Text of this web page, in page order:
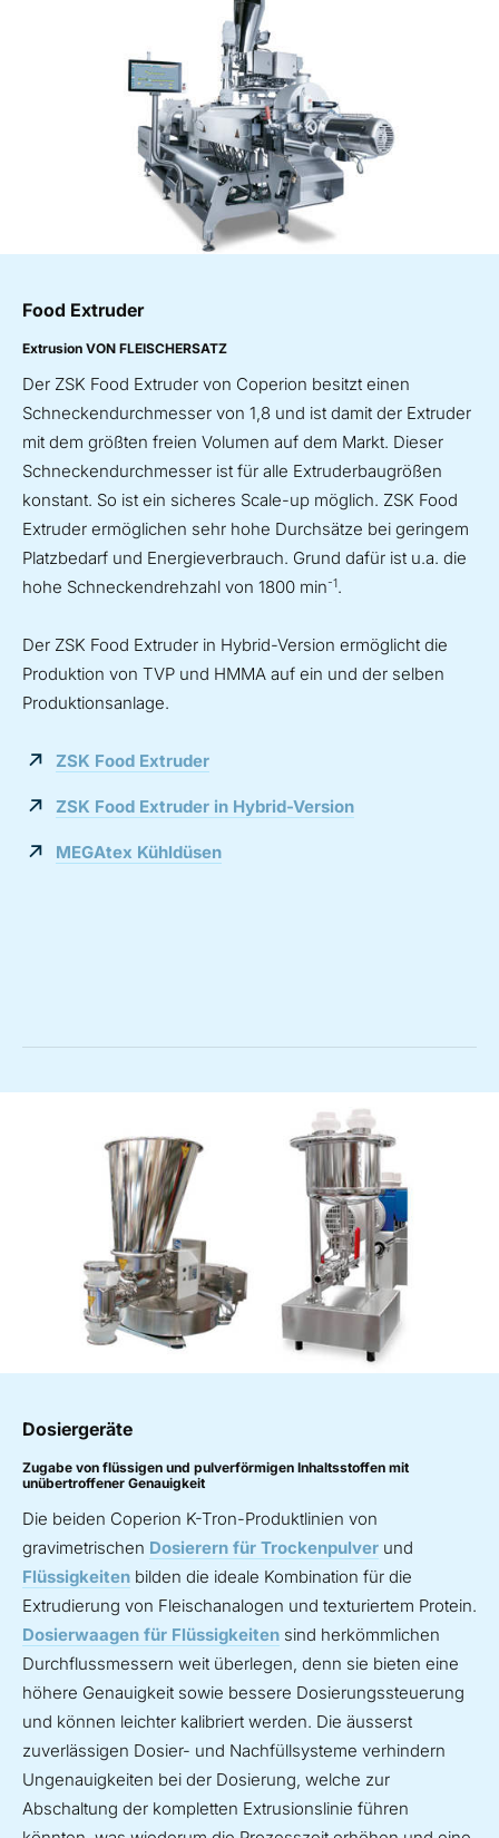
Food Extruder
Extrusion VON FLEISCHERSATZ
Der ZSK Food Extruder von Coperion besitzt einen
Schneckendurchmesser von 1,8 und ist damit der Extruder
mit dem größten freien Volumen auf dem Markt. Dieser
Schneckendurchmesser ist für alle Extruderbaugrößen
konstant. So ist ein sicheres Scale-up möglich. ZSK Food
Extruder ermöglichen sehr hohe Durchsätze bei geringem
Platzbedarf und Energieverbrauch. Grund dafür ist u.a. die
hohe Schneckendrehzahl von 1800 min-1.
Der ZSK Food Extruder in Hybrid-Version ermöglicht die
Produktion von TVP und HMMA auf ein und der selben
Produktionsanlage.
ZSK Food Extruder
ZSK Food Extruder in Hybrid-Version
MEGAtex Kühldüsen
Dosiergeräte
Zugabe von flüssigen und pulverförmigen Inhaltsstoffen mit
unübertroffener Genauigkeit
Die beiden Coperion K-Tron-Produktlinien von
gravimetrischen Dosierern für Trockenpulver und
Flüssigkeiten bilden die ideale Kombination für die
Extrudierung von Fleischanalogen und texturiertem Protein.
Dosierwaagen für Flüssigkeiten sind herkömmlichen
Durchflussmessern weit überlegen, denn sie bieten eine
höhere Genauigkeit sowie bessere Dosierungssteuerung
und können leichter kalibriert werden. Die äusserst
zuverlässigen Dosier- und Nachfüllsysteme verhindern
Ungenauigkeiten bei der Dosierung, welche zur
Abschaltung der kompletten Extrusionslinie führen